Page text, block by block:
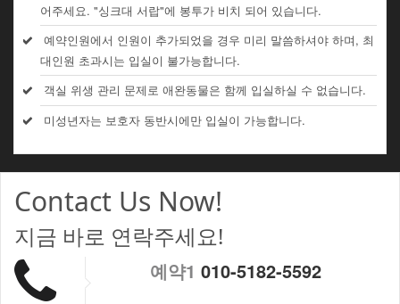
어주세요. "싱크대 서랍"에 봉투가 비치 되어 있습니다.
예약인원에서 인원이 추가되었을 경우 미리 말씀하셔야 하며, 최
대인원 초과시는 입실이 불가능합니다.
객실 위생 관리 문제로 애완동물은 함께 입실하실 수 없습니다.
미성년자는 보호자 동반시에만 입실이 가능합니다.
Contact Us Now!
지금 바로 연락주세요!
예약1 010-5182-5592